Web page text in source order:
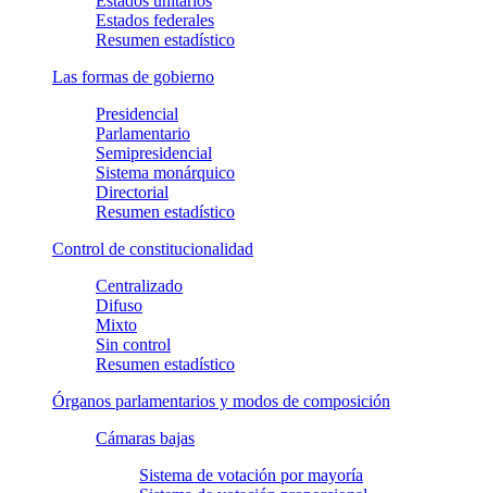
Estados federales
Resumen estadístico
Las formas de gobierno
Presidencial
Parlamentario
Semipresidencial
Sistema monárquico
Directorial
Resumen estadístico
Control de constitucionalidad
Centralizado
Difuso
Mixto
Sin control
Resumen estadístico
Órganos parlamentarios y modos de composición
Cámaras bajas
Sistema de votación por mayoría